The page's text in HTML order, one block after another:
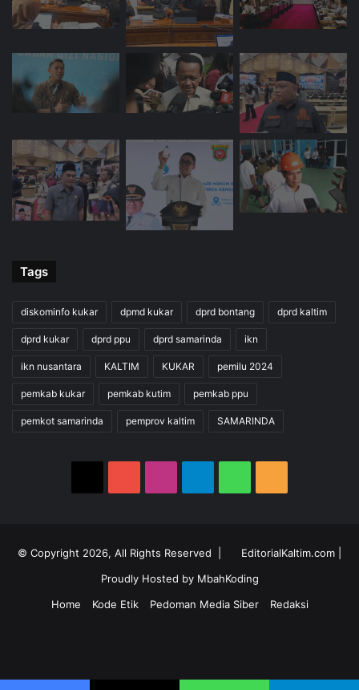
Tags
diskominfo kukar dpmd kukar dprd bontang dprd kaltim
dprd kukar dprd ppu dprd samarinda ikn
ikn nusantara KALTIM KUKAR pemilu 2024
pemkab kukar pemkab kutim pemkab ppu
pemkot samarinda pemprov kaltim SAMARINDA
© Copyright 2026, All Rights Reserved | EditorialKaltim.com
Proudly Hosted by MbahKoding
Home
Kode Etik Pedoman Media Siber Redaksi